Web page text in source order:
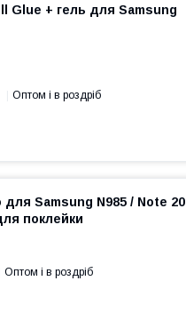
Glue + гель для Samsung
Оптом і в роздріб
для Samsung N985 / Note 20
поклейки
Оптом і в роздріб